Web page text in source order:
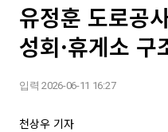
유정훈 도로공
성회·휴게소
입력 2026-06-11 16:27
천상우 기자